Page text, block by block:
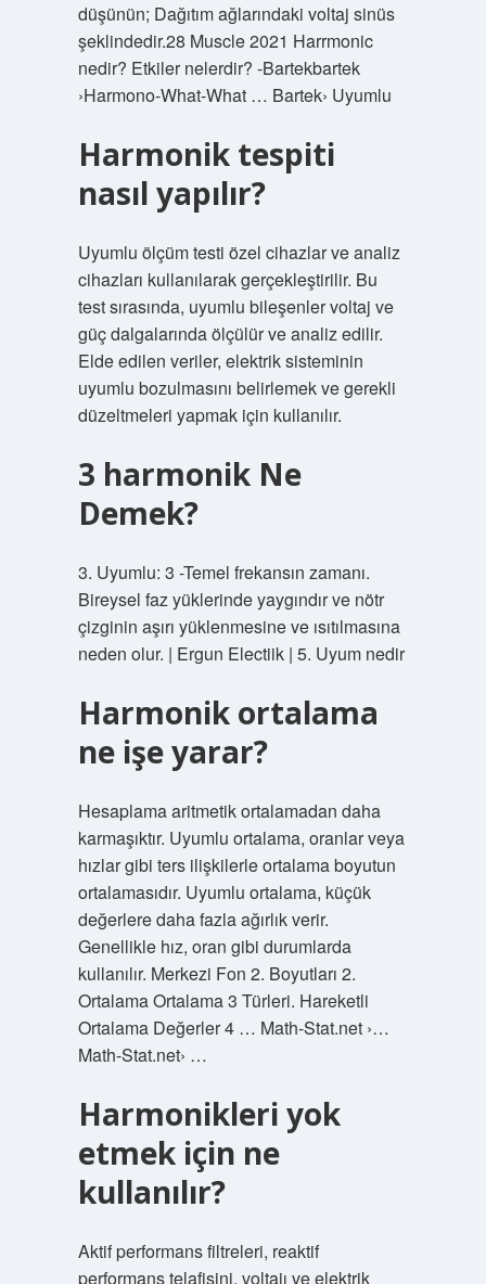
düşünün; Dağıtım ağlarındaki voltaj sinüs
şeklindedir.28 Muscle 2021 Harrmonic
nedir? Etkiler nelerdir? -Bartekbartek
›Harmono-What-What … Bartek› Uyumlu
Harmonik tespiti
nasıl yapılır?
Uyumlu ölçüm testi özel cihazlar ve analiz
cihazları kullanılarak gerçekleştirilir. Bu
test sırasında, uyumlu bileşenler voltaj ve
güç dalgalarında ölçülür ve analiz edilir.
Elde edilen veriler, elektrik sisteminin
uyumlu bozulmasını belirlemek ve gerekli
düzeltmeleri yapmak için kullanılır.
3 harmonik Ne
Demek?
3. Uyumlu: 3 -Temel frekansın zamanı.
Bireysel faz yüklerinde yaygındır ve nötr
çizginin aşırı yüklenmesine ve ısıtılmasına
neden olur. | Ergun Electiik | 5. Uyum nedir
Harmonik ortalama
ne işe yarar?
Hesaplama aritmetik ortalamadan daha
karmaşıktır. Uyumlu ortalama, oranlar veya
hızlar gibi ters ilişkilerle ortalama boyutun
ortalamasıdır. Uyumlu ortalama, küçük
değerlere daha fazla ağırlık verir.
Genellikle hız, oran gibi durumlarda
kullanılır. Merkezi Fon 2. Boyutları 2.
Ortalama Ortalama 3 Türleri. Hareketli
Ortalama Değerler 4 … Math-Stat.net ›…
Math-Stat.net› …
Harmonikleri yok
etmek için ne
kullanılır?
Aktif performans filtreleri, reaktif
performans telafisini, voltajı ve elektrik